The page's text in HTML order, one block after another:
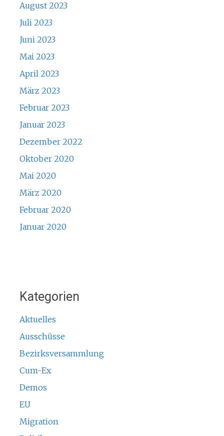
August 2023
Juli 2023
Juni 2023
Mai 2023
April 2023
März 2023
Februar 2023
Januar 2023
Dezember 2022
Oktober 2020
Mai 2020
März 2020
Februar 2020
Januar 2020
Kategorien
Aktuelles
Ausschüsse
Bezirksversammlung
Cum-Ex
Demos
EU
Migration